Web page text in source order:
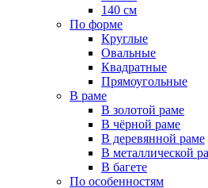
140 см
По форме
Круглые
Овальные
Квадратные
Прямоугольные
В раме
В золотой раме
В чёрной раме
В деревянной раме
В металлической
В багете
По особенностям